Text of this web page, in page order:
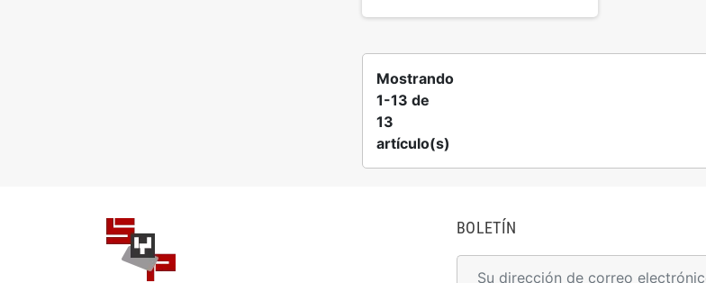
Mostrando
1-13 de
13
artículo(s)
BOLETÍN